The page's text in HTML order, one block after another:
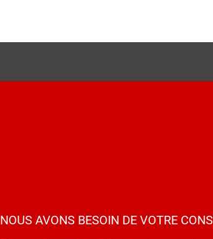
NOUS AVONS BESOIN DE VOTRE